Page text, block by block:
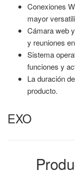
Conexiones
mayor
Cámara web
y reuniones
Sistema
funciones y
La duración
producto.
EXO